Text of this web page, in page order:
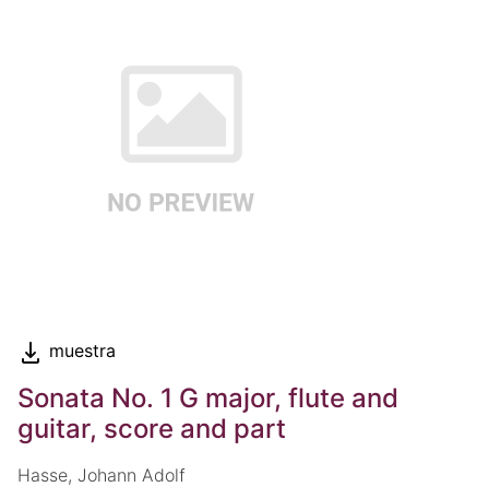
muestra
Sonata No. 1 G major, flute and
guitar, score and part
Hasse, Johann Adolf